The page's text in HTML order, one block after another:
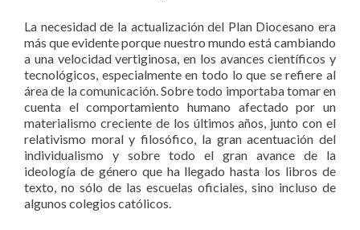
La necesidad de la actualización del Plan Diocesano era
más que evidente porque nuestro mundo está cambiando
a una velocidad vertiginosa, en los avances científicos y
tecnológicos, especialmente en todo lo que se refiere al
área de la comunicación. Sobre todo importaba tomar en
cuenta el comportamiento humano afectado por un
materialismo creciente de los últimos años, junto con el
relativismo moral y filosófico, la gran acentuación del
individualismo y sobre todo el gran avance de la
ideología de género que ha llegado hasta los libros de
texto, no sólo de las escuelas oficiales, sino incluso de
algunos colegios católicos.